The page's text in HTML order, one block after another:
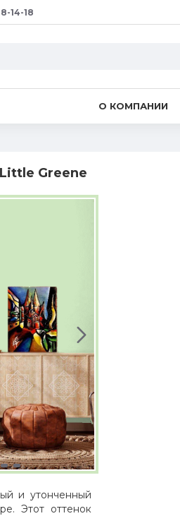
14-18
О КОМПАНИИ
Greene
и утонченный
Этот оттенок